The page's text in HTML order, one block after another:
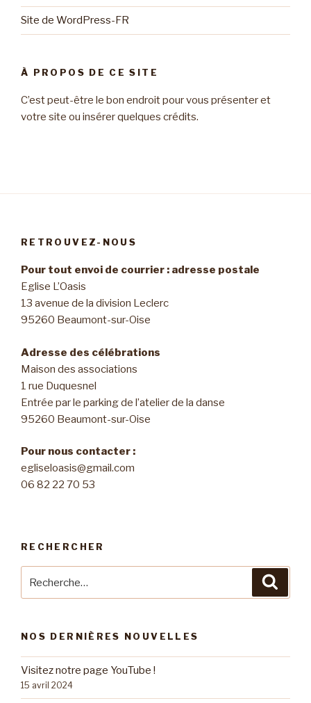
Site de WordPress-FR
À PROPOS DE CE SITE
C’est peut-être le bon endroit pour vous présenter et
votre site ou insérer quelques crédits.
RETROUVEZ-NOUS
Pour tout envoi de courrier : adresse postale
Eglise L’Oasis
13 avenue de la division Leclerc
95260 Beaumont-sur-Oise
Adresse des célébrations
Maison des associations
1 rue Duquesnel
Entrée par le parking de l’atelier de la danse
95260 Beaumont-sur-Oise
Pour nous contacter :
egliseloasis@gmail.com
06 82 22 70 53
RECHERCHER
NOS DERNIÈRES NOUVELLES
Visitez notre page YouTube !
15 avril 2024